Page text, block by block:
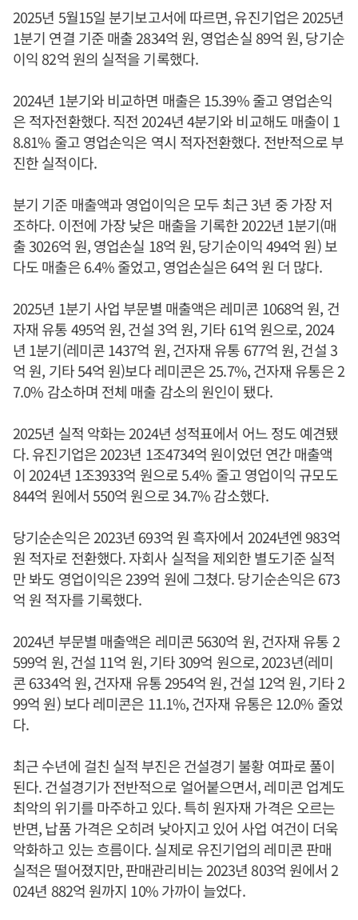
2025년 5월15일 분기보고서에 따르면, 유진기업은 2025년
1분기 연결 기준 매출 2834억 원, 영업손실 89억 원, 당기순
이익 82억 원의 실적을 기록했다.
2024년 1분기와 비교하면 매출은 15.39% 줄고 영업손익
은 적자전환했다. 직전 2024년 4분기와 비교해도 매출이 1
8.81% 줄고 영업손익은 역시 적자전환했다. 전반적으로 부
진한 실적이다.
분기 기준 매출액과 영업이익은 모두 최근 3년 중 가장 저
조하다. 이전에 가장 낮은 매출을 기록한 2022년 1분기(매
출 3026억 원, 영업손실 18억 원, 당기순이익 494억 원) 보
다도 매출은 6.4% 줄었고, 영업손실은 64억 원 더 많다.
2025년 1분기 사업 부문별 매출액은 레미콘 1068억 원, 건
자재 유통 495억 원, 건설 3억 원, 기타 61억 원으로, 2024
년 1분기(레미콘 1437억 원, 건자재 유통 677억 원, 건설 3
억 원, 기타 54억 원)보다 레미콘은 25.7%, 건자재 유통은 2
7.0% 감소하며 전체 매출 감소의 원인이 됐다.
2025년 실적 악화는 2024년 성적표에서 어느 정도 예견됐
다. 유진기업은 2023년 1조4734억 원이었던 연간 매출액
이 2024년 1조3933억 원으로 5.4% 줄고 영업이익 규모도
844억 원에서 550억 원으로 34.7% 감소했다.
당기순손익은 2023년 693억 원 흑자에서 2024년엔 983억
원 적자로 전환했다. 자회사 실적을 제외한 별도기준 실적
만 봐도 영업이익은 239억 원에 그쳤다. 당기순손익은 673
억 원 적자를 기록했다.
2024년 부문별 매출액은 레미콘 5630억 원, 건자재 유통 2
599억 원, 건설 11억 원, 기타 309억 원으로, 2023년(레미
콘 6334억 원, 건자재 유통 2954억 원, 건설 12억 원, 기타 2
99억 원) 보다 레미콘은 11.1%, 건자재 유통은 12.0% 줄었
다.
최근 수년에 걸친 실적 부진은 건설경기 불황 여파로 풀이
된다. 건설경기가 전반적으로 얼어붙으면서, 레미콘 업계도
최악의 위기를 마주하고 있다. 특히 원자재 가격은 오르는
반면, 납품 가격은 오히려 낮아지고 있어 사업 여건이 더욱
악화하고 있는 흐름이다. 실제로 유진기업의 레미콘 판매
실적은 떨어졌지만, 판매관리비는 2023년 803억 원에서 2
024년 882억 원까지 10% 가까이 늘었다.